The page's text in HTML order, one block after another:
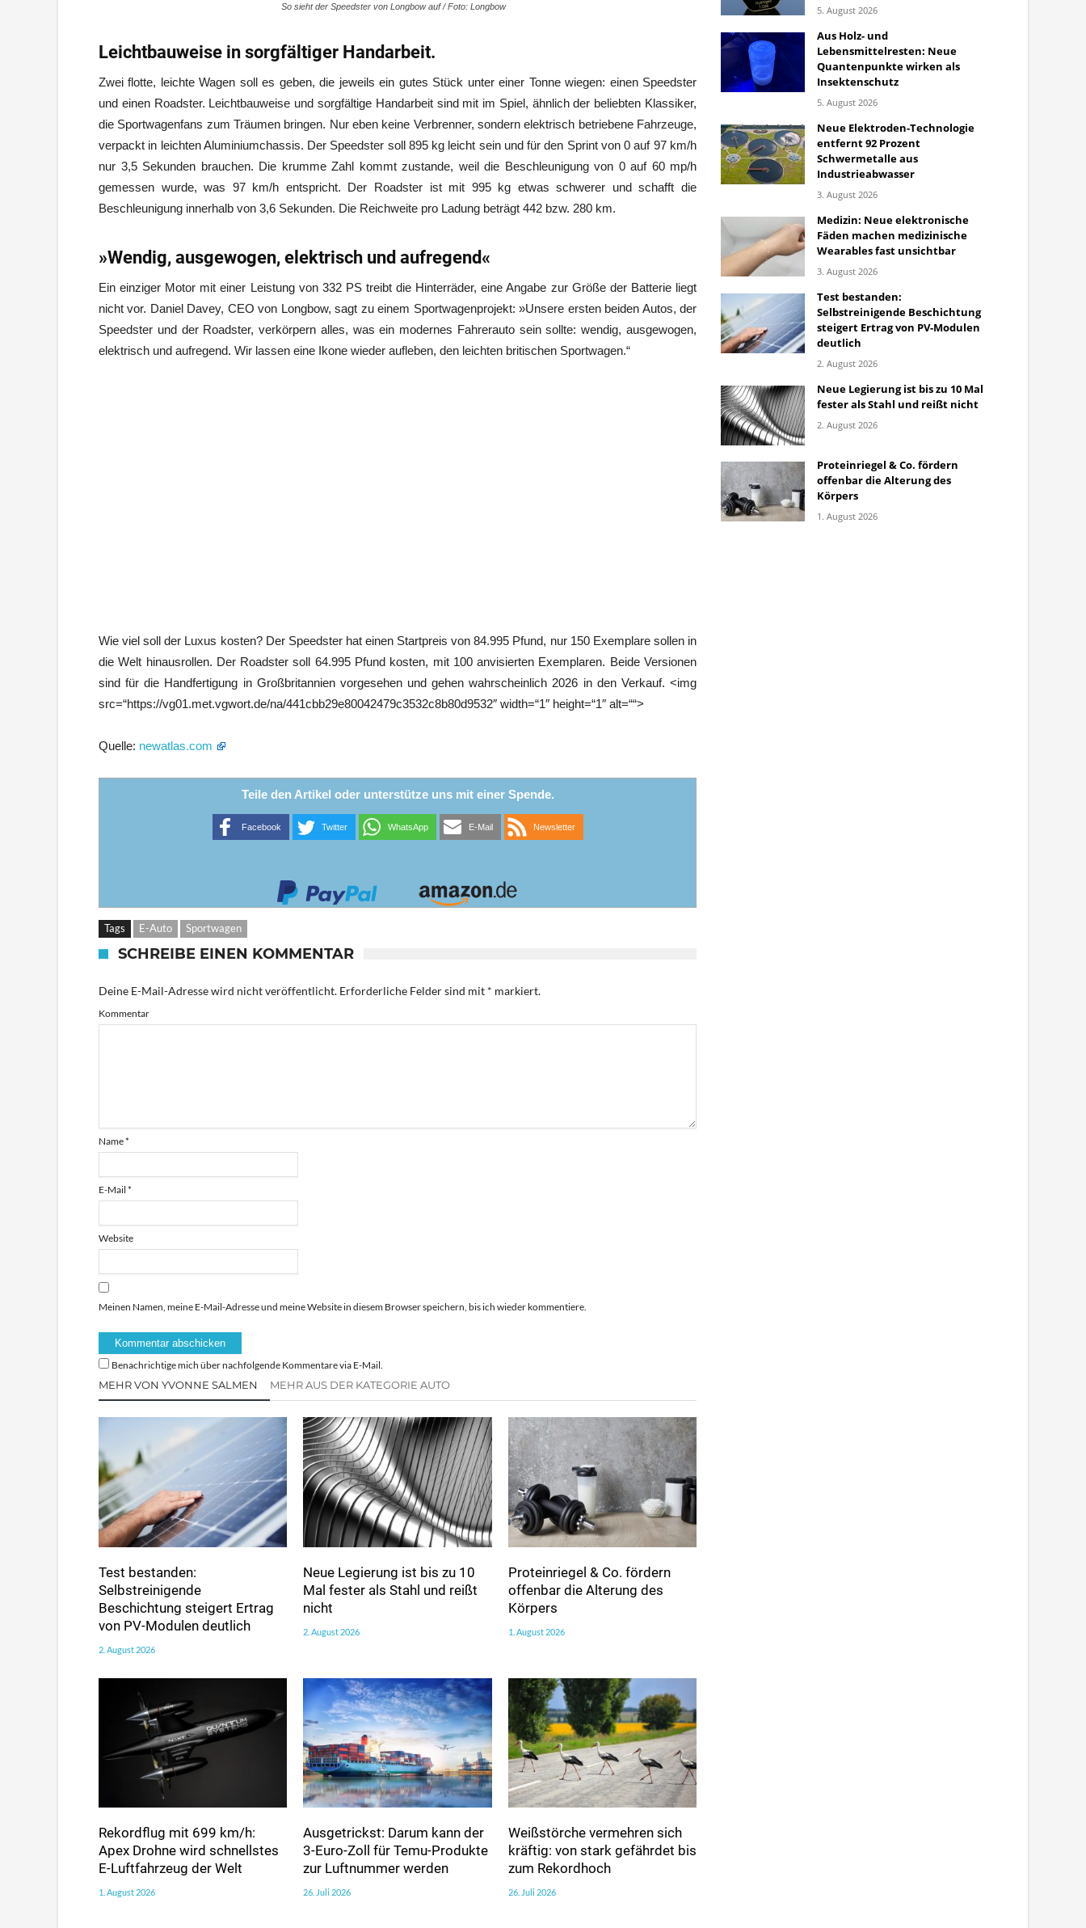
So sieht der Speedster von Longbow auf / Foto: Longbow
Leichtbauweise in sorgfältiger Handarbeit.
Zwei flotte, leichte Wagen soll es geben, die jeweils ein gutes Stück unter einer Tonne wiegen: einen Speedster
und einen Roadster. Leichtbauweise und sorgfältige Handarbeit sind mit im Spiel, ähnlich der beliebten Klassiker,
die Sportwagenfans zum Träumen bringen. Nur eben keine Verbrenner, sondern elektrisch betriebene Fahrzeuge,
verpackt in leichten Aluminiumchassis. Der Speedster soll 895 kg leicht sein und für den Sprint von 0 auf 97 km/h
nur 3,5 Sekunden brauchen. Die krumme Zahl kommt zustande, weil die Beschleunigung von 0 auf 60 mp/h
gemessen wurde, was 97 km/h entspricht. Der Roadster ist mit 995 kg etwas schwerer und schafft die
Beschleunigung innerhalb von 3,6 Sekunden. Die Reichweite pro Ladung beträgt 442 bzw. 280 km.
»Wendig, ausgewogen, elektrisch und aufregend«
Ein einziger Motor mit einer Leistung von 332 PS treibt die Hinterräder, eine Angabe zur Größe der Batterie liegt
nicht vor. Daniel Davey, CEO von Longbow, sagt zu einem Sportwagenprojekt: »Unsere ersten beiden Autos, der
Speedster und der Roadster, verkörpern alles, was ein modernes Fahrerauto sein sollte: wendig, ausgewogen,
elektrisch und aufregend. Wir lassen eine Ikone wieder aufleben, den leichten britischen Sportwagen.“
Wie viel soll der Luxus kosten? Der Speedster hat einen Startpreis von 84.995 Pfund, nur 150 Exemplare sollen in
die Welt hinausrollen. Der Roadster soll 64.995 Pfund kosten, mit 100 anvisierten Exemplaren. Beide Versionen
sind für die Handfertigung in Großbritannien vorgesehen und gehen wahrscheinlich 2026 in den Verkauf. <img
src=“https://vg01.met.vgwort.de/na/441cbb29e80042479c3532c8b80d9532″ width=“1″ height=“1″ alt=““>
Quelle: newatlas.com
Teile den Artikel oder unterstütze uns mit einer Spende.
Facebook Twitter WhatsApp E-Mail Newsletter
Tags E-Auto Sportwagen
SCHREIBE EINEN KOMMENTAR
Deine E-Mail-Adresse wird nicht veröffentlicht. Erforderliche Felder sind mit * markiert.
Kommentar
Name*
E-Mail *
Website
Meinen Namen, meine E-Mail-Adresse und meine Website in diesem Browser speichern, bis ich wieder kommentiere.
Benachrichtige mich über nachfolgende Kommentare via E-Mail.
MEHR VON YVONNE SALMEN MEHR AUS DER KATEGORIE AUTO
Test bestanden:
Selbstreinigende
Beschichtung steigert Ertrag
von PV-Modulen deutlich
2. August 2026
Neue Legierung ist bis zu 10
Mal fester als Stahl und reißt
nicht
2. August 2026
Proteinriegel & Co. fördern
offenbar die Alterung des
Körpers
1. August 2026
Rekordflug mit 699 km/h:
Apex Drohne wird schnellstes
E-Luftfahrzeug der Welt
1. August 2026
Ausgetrickst: Darum kann der
3-Euro-Zoll für Temu-Produkte
zur Luftnummer werden
26. Juli 2026
Weißstörche vermehren sich
kräftig: von stark gefährdet bis
zum Rekordhoch
26. Juli 2026
5. August 2026
Aus Holz- und
Lebensmittelresten: Neue
Quantenpunkte wirken als
Insektenschutz
5. August 2026
Neue Elektroden-Technologie
entfernt 92 Prozent
Schwermetalle aus
Industrieabwasser
3. August 2026
Medizin: Neue elektronische
Fäden machen medizinische
Wearables fast unsichtbar
3. August 2026
Test bestanden:
Selbstreinigende Beschichtung
steigert Ertrag von PV-Modulen
deutlich
2. August 2026
Neue Legierung ist bis zu 10 Mal
fester als Stahl und reißt nicht
2. August 2026
Proteinriegel & Co. fördern
offenbar die Alterung des
Körpers
1. August 2026